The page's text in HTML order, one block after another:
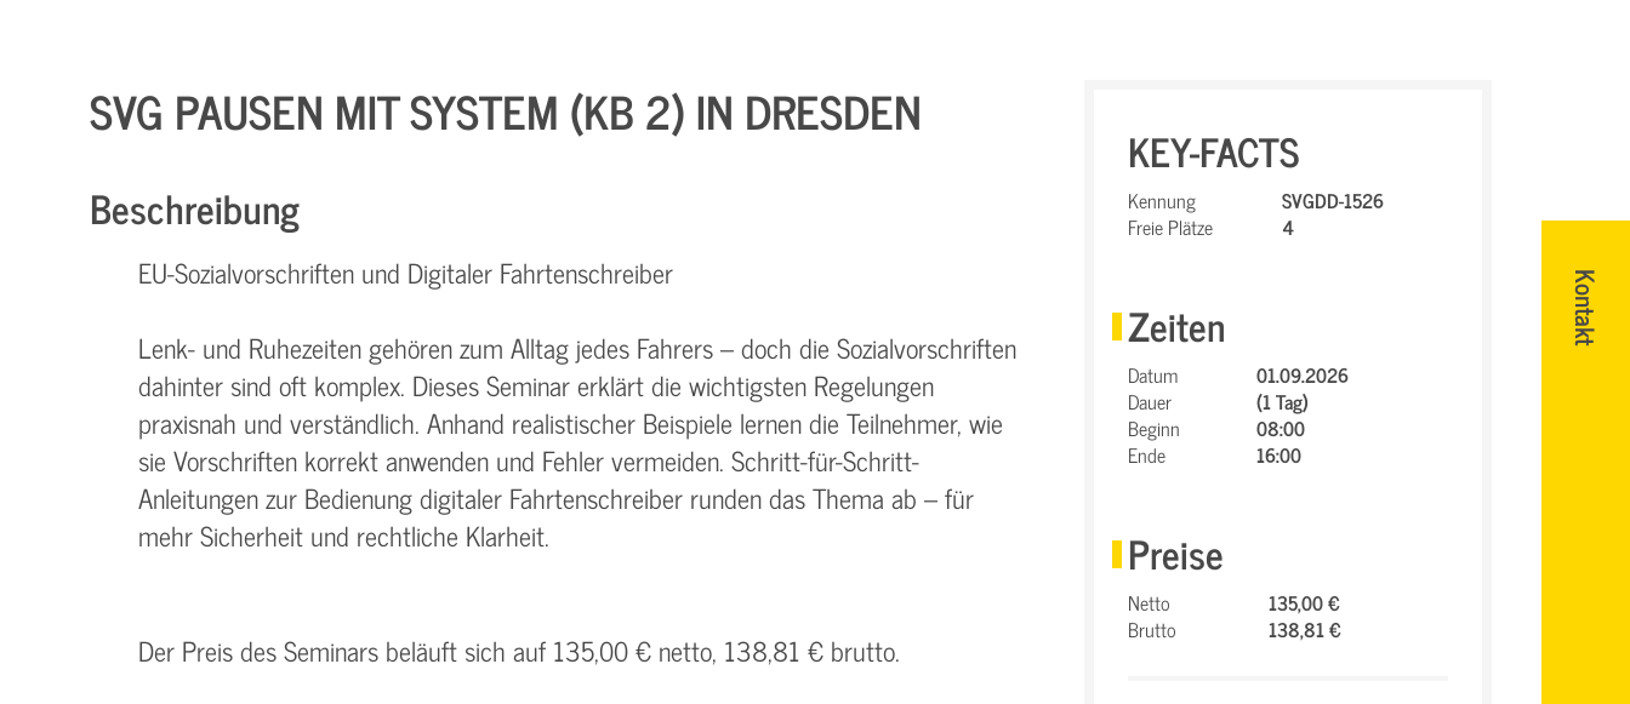
Kontakt
SVG PAUSEN MIT SYSTEM (KB 2) IN DRESDEN
Beschreibung
EU-Sozialvorschriften und Digitaler Fahrtenschreiber
Lenk- und Ruhezeiten gehören zum Alltag jedes Fahrers – doch die Sozialvorschriften
dahinter sind oft komplex. Dieses Seminar erklärt die wichtigsten Regelungen
praxisnah und verständlich. Anhand realistischer Beispiele lernen die Teilnehmer, wie
sie Vorschriften korrekt anwenden und Fehler vermeiden. Schritt-für-Schritt-
Anleitungen zur Bedienung digitaler Fahrtenschreiber runden das Thema ab – für
mehr Sicherheit und rechtliche Klarheit.
Der Preis des Seminars beläuft sich auf 135,00 € netto, 138,81 € brutto.
KEY-FACTS
Kennung
SVGDD-1526
Freie Plätze
4
Zeiten
Datum
01.09.2026
Dauer
(1 Tag)
Beginn
08:00
Ende
16:00
Preise
Netto
135,00 €
Brutto
138,81 €